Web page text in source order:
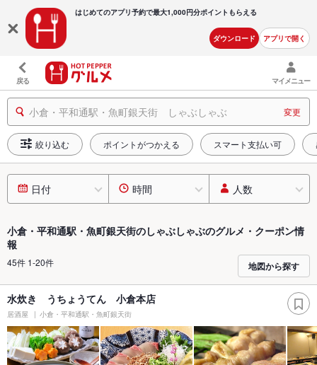
はじめてのアプリ予約で最大1,000円分ポイントもらえる
ダウンロード アプリで開く
戻る マイメニュー
小倉・平和通駅・魚町銀天街 しゃぶしゃぶ 変更
絞り込む ポイントがつかえる スマート支払い可
日付 時間 人数
小倉・平和通駅・魚町銀天街のしゃぶしゃぶのグルメ・クーポン情
報
45件 1-20件 地図から探す
水炊き うちょうてん 小倉本店
居酒屋 小倉・平和通駅・魚町銀天街